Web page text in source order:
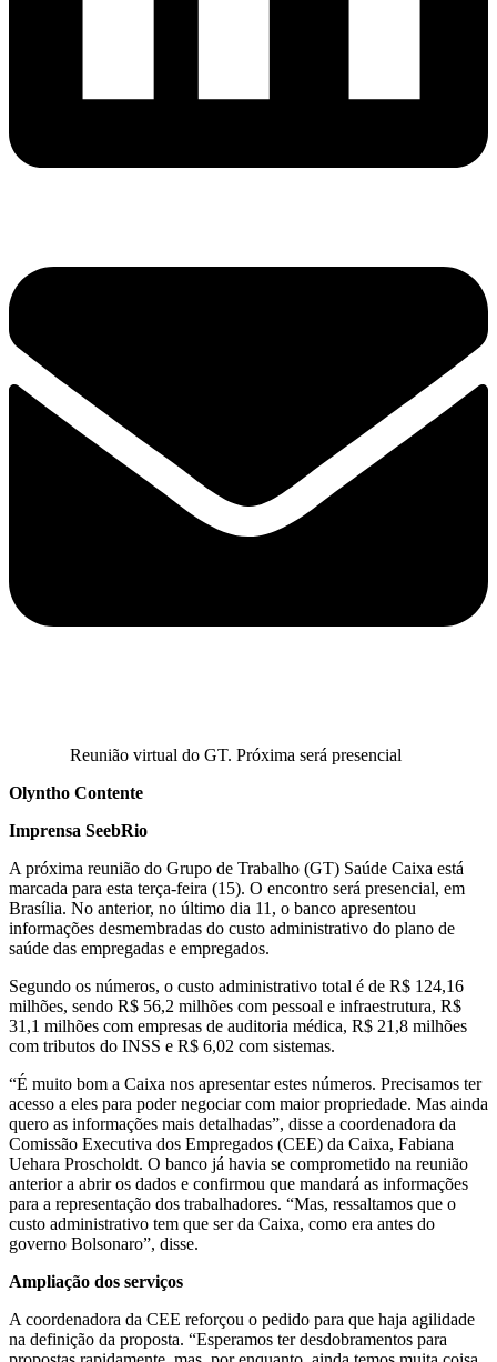
Reunião virtual do GT. Próxima será presencial
Olyntho Contente
Imprensa SeebRio
A próxima reunião do Grupo de Trabalho (GT) Saúde Caixa está
marcada para esta terça-feira (15). O encontro será presencial, em
Brasília. No anterior, no último dia 11, o banco apresentou
informações desmembradas do custo administrativo do plano de
saúde das empregadas e empregados.
Segundo os números, o custo administrativo total é de R$ 124,16
milhões, sendo R$ 56,2 milhões com pessoal e infraestrutura, R$
31,1 milhões com empresas de auditoria médica, R$ 21,8 milhões
com tributos do INSS e R$ 6,02 com sistemas.
“É muito bom a Caixa nos apresentar estes números. Precisamos ter
acesso a eles para poder negociar com maior propriedade. Mas ainda
quero as informações mais detalhadas”, disse a coordenadora da
Comissão Executiva dos Empregados (CEE) da Caixa, Fabiana
Uehara Proscholdt. O banco já havia se comprometido na reunião
anterior a abrir os dados e confirmou que mandará as informações
para a representação dos trabalhadores. “Mas, ressaltamos que o
custo administrativo tem que ser da Caixa, como era antes do
governo Bolsonaro”, disse.
Ampliação dos serviços
A coordenadora da CEE reforçou o pedido para que haja agilidade
na definição da proposta. “Esperamos ter desdobramentos para